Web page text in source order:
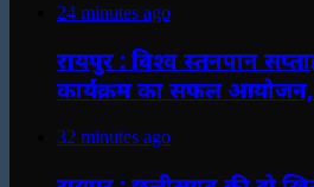
24 minutes ago
रायपुर : विश्व स्तनपान
कार्यक्रम का सफल
32 minutes ago